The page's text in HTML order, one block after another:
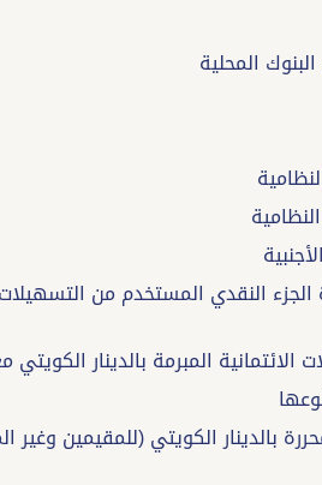
الجزء النقدي المستخدم من
بالدينار الكويتي (للمقيمين